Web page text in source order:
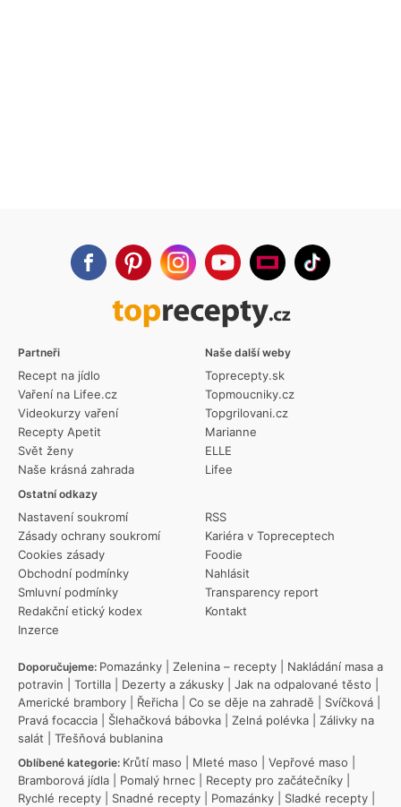
Partneři
Recept na jídlo
Vaření na Lifee.cz
Videokurzy vaření
Recepty Apetit
Svět ženy
Naše krásná zahrada
Ostatní odkazy
Nastavení soukromí
Zásady ochrany soukromí
Cookies zásady
Obchodní podmínky
Smluvní podmínky
Redakční etický kodex
Inzerce
RSS
Kariéra v Topreceptech
Foodie
Nahlásit
Transparency report
Kontakt
Naše další weby
Toprecepty.sk
Topmoucniky.cz
Topgrilovani.cz
Marianne
ELLE
Lifee
Doporučujeme: Pomazánky Zelenina – recepty
Nakládání masa a
potravin
Tortilla Dezerty a zákusky Jak na odpalované těsto
Americké brambory
Řeřicha Co se děje na zahradě Svíčková
Pravá focaccia
Šlehačková bábovka Zelná polévka
Zálivky na
salát
Třešňová bublanina
Oblíbené kategorie: Krůtí maso Mleté maso Vepřové maso
Bramborová jídla
Pomalý hrnec Recepty pro začátečníky
Rychlé recepty
Snadné recepty Pomazánky Sladké recepty